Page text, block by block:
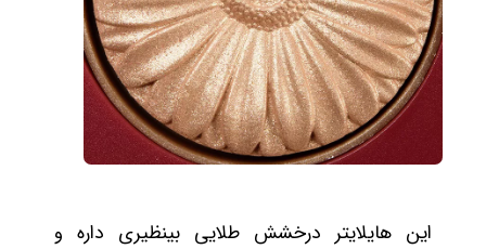
این هایلایتر درخشش طلایی بینظیری داره و